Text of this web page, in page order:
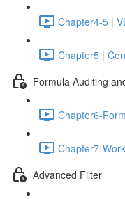
Chapter4-5 |
Chapter5 |
Formula Auditing
Chapter6-
Chapter7-
Advanced Filter